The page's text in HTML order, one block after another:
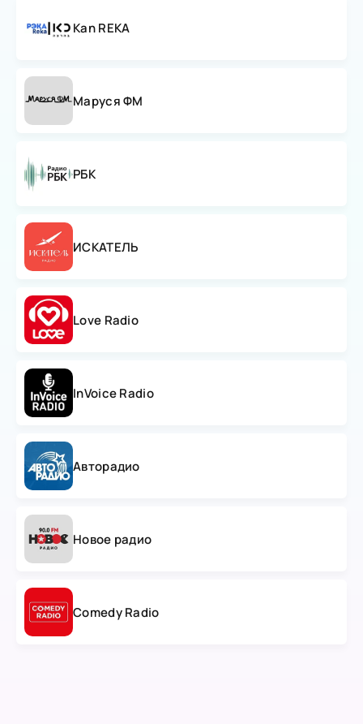
Kan REKA
Маруся ФМ
РБК
ИСКАТЕЛЬ
Love Radio
InVoice Radio
Авторадио
Новое радио
Comedy Radio